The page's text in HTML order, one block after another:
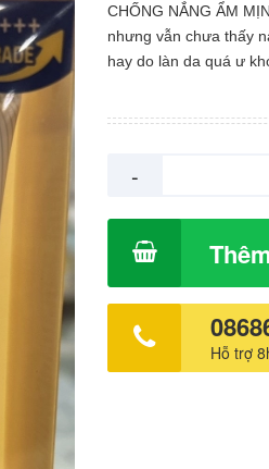
CHỐNG NẮNG ẨM
nhưng vẫn chưa thấy
hay do làn da quá ư
thiết yếu, củng cố
chống tia UV, làm
dưới nắng hè rực rỡ
-
Hỗ trợ